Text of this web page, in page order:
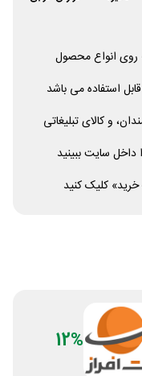
انواع محصول
و کالای تبلیغاتی
سایت ببینید
کلیک کنید
12%